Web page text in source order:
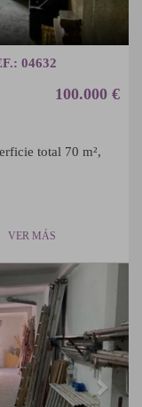
04632
100.000 €
total 70 m²,
VER MÁS